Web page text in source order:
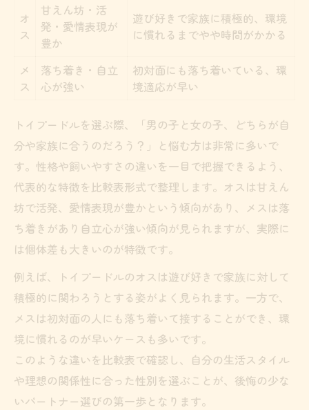
生活スタイル別トイプードル適性比較表
留守番が多い家庭にはどちらが向く？
一人暮らしにおすすめのトイプードル性別
初めての犬選びで悩まないポイントと重要な視
点まとめ
初めてでも失敗しないトイプードル選びの
比較表
犬を飼うならオスとメスどっちがいい？の
個体差の見極め方と観察ポイント
しつけやすさを重視する人へのアドバイス
性格やしつけやすさで知るトイプードルの魅力
と選び方
しつけやすさで選ぶトイプードルの性別比
較
オ
ス
甘えん坊・活
発・愛情表現が
豊か
遊び好きで家族に積極的、環境
に慣れるまでやや時間がかかる
メ
ス
落ち着き・自立
心が強い
初対面にも落ち着いている、環
境適応が早い
トイプードルを選ぶ際、「男の子と女の子、どちらが自
分や家族に合うのだろう？」と悩む方は非常に多いで
す。性格や飼いやすさの違いを一目で把握できるよう、
代表的な特徴を比較表形式で整理します。オスは甘えん
坊で活発、愛情表現が豊かという傾向があり、メスは落
ち着きがあり自立心が強い傾向が見られますが、実際に
は個体差も大きいのが特徴です。
例えば、トイプードルのオスは遊び好きで家族に対して
積極的に関わろうとする姿がよく見られます。一方で、
メスは初対面の人にも落ち着いて接することができ、環
境に慣れるのが早いケースも多いです。
このような違いを比較表で確認し、自分の生活スタイル
や理想の関係性に合った性別を選ぶことが、後悔の少な
いパートナー選びの第一歩となります。